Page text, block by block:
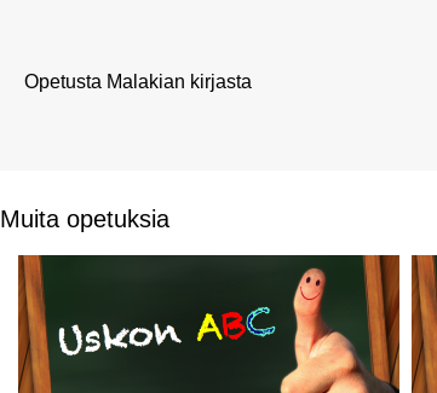
Opetusta Malakian kirjasta
Muita opetuksia